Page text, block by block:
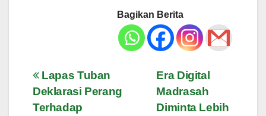
Bagikan Berita
Navigasi
pos
Era Digital
Madrasah
Diminta Lebih
Lapas Tuban
Deklarasi Perang
Terhadap